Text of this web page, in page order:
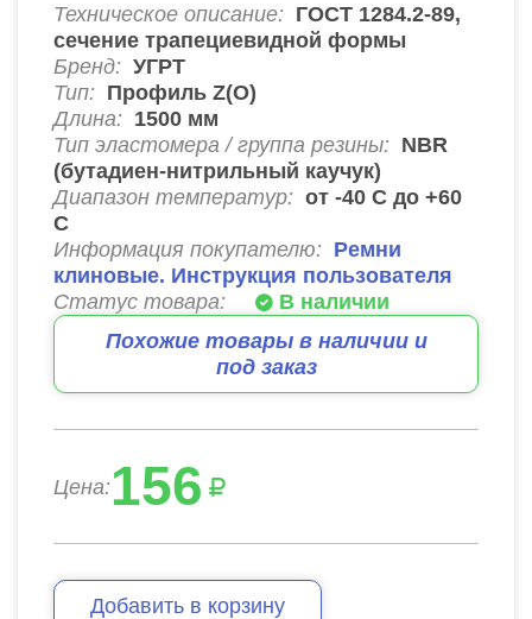
Техническое описание: ГОСТ 1284.2-89,
сечение трапециевидной формы
Бренд: УГРТ
Тип: Профиль Z(О)
Длина: 1500 мм
Тип эластомера / группа резины: NBR
(бутадиен-нитрильный каучук)
Диапазон температур: от -40 С до +60
С
Информация покупателю: Ремни
клиновые. Инструкция пользователя
Статус товара:
В наличии
Похожие товары в наличии и
под заказ
Цена:156
Добавить в корзину